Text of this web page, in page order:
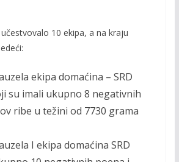
k
10 ekipa, a na kraju
ekipa domaćina – SRD
su imali ukupno 8 negativnih
ribe u težini od 7730 grama
I ekipa domaćina SRD